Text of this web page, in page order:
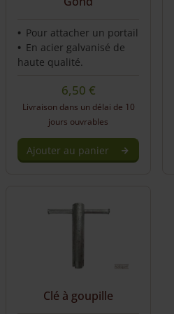
Pour attacher un portail
En acier galvanisé de
haute qualité.
6,50 €
Livraison dans un délai de 10
jours ouvrables
Ajouter au panier
Clé à goupille